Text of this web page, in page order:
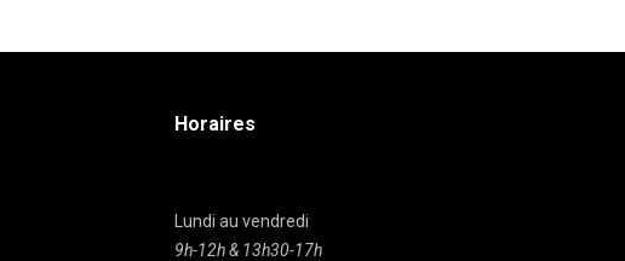
Horaires
Lundi au vendredi
9h-12h & 13h30-17h